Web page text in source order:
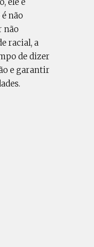
ele é
não
não
racial, a
de dizer
e garantir